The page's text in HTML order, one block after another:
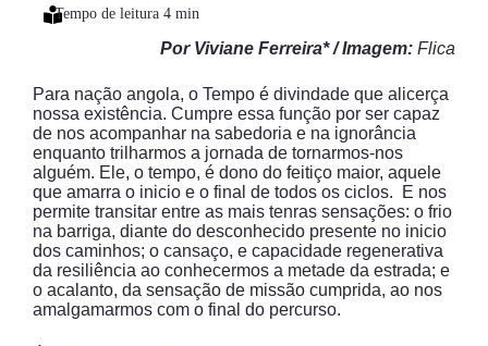
Por Viviane Ferreira* / Imagem: Flica
Para nação angola, o Tempo é divindade que alicerça
nossa existência. Cumpre essa função por ser capaz
de nos acompanhar na sabedoria e na ignorância
enquanto trilharmos a jornada de tornarmos-nos
alguém. Ele, o tempo, é dono do feitiço maior, aquele
que amarra o inicio e o final de todos os ciclos. E nos
permite transitar entre as mais tenras sensações: o frio
na barriga, diante do desconhecido presente no inicio
dos caminhos; o cansaço, e capacidade regenerativa
da resiliência ao conhecermos a metade da estrada; e
o acalanto, da sensação de missão cumprida, ao nos
amalgamarmos com o final do percurso.